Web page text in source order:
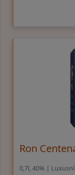
Ron
0,7l, 40% |